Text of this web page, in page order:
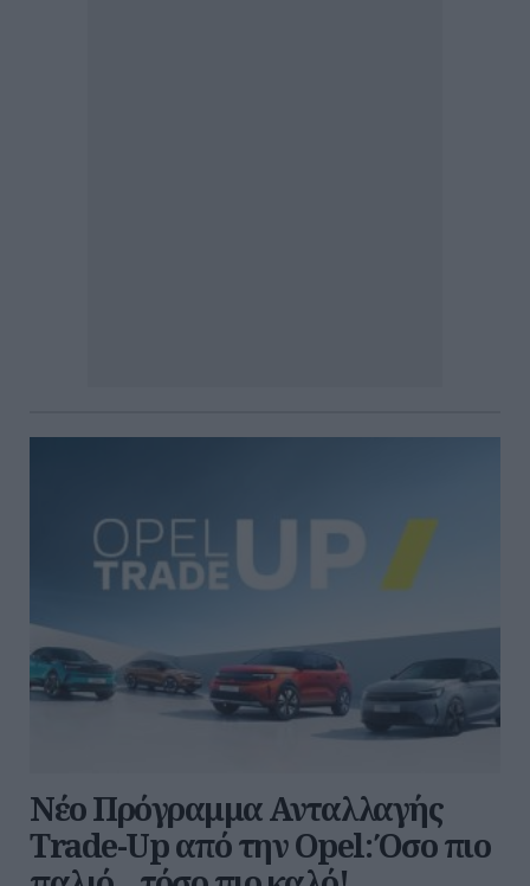
Νέο Πρόγραμμα Ανταλλαγής
Trade-Up από την Opel: Όσο πιο